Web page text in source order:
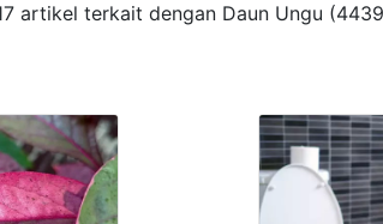
artikel terkait dengan Daun Ungu